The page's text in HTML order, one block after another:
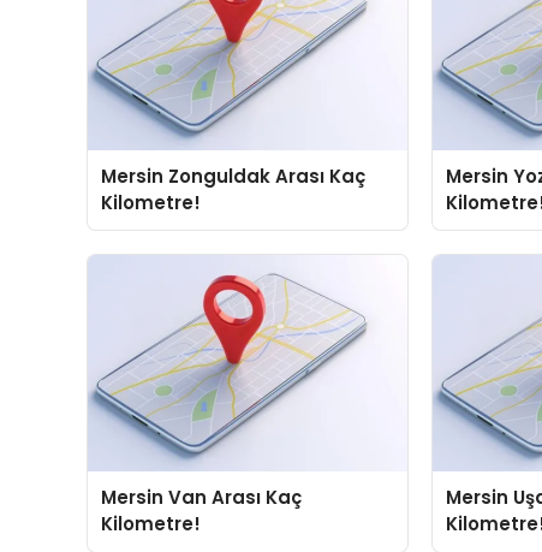
Mersin Zonguldak Arası Kaç
Kilometre!
Mersin
Mersin Van Arası Kaç
Kilometre!
Mersin Uşak Arası Kaç